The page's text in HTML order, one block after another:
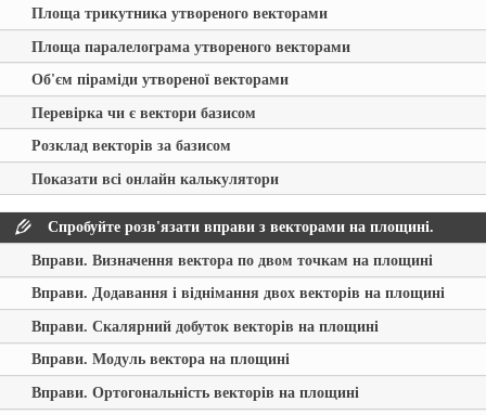
Площа трикутника утвореного векторами
Площа паралелограма утвореного векторами
Об'єм піраміди утвореної векторами
Перевірка чи є вектори базисом
Розклад векторів за базисом
Показати всі онлайн калькулятори
Спробуйте розв'язати вправи з векторами на площині.
Вправи. Визначення вектора по двом точкам на площині
Вправи. Додавання і віднімання двох векторів на площині
Вправи. Скалярний добуток векторів на площині
Вправи. Модуль вектора на площині
Вправи. Ортогональність векторів на площині